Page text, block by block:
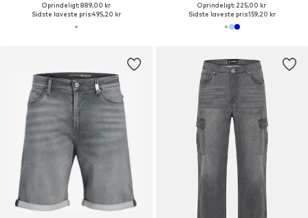
Oprindeligt: 889,00 kr
Sidste laveste pris:495,20 kr
Oprindeligt: 225,00 kr
Sidste laveste pris:159,20 kr